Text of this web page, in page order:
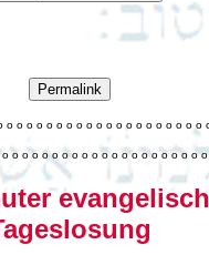
Permalink
o o o o o o o o o o o o o o o o o o o o
o o o o o o o o o o o o o o o o o o o o o